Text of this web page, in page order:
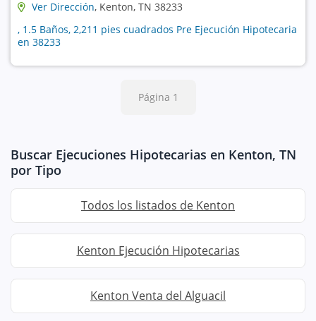
Ver Dirección, Kenton, TN 38233
, 1.5 Baños, 2,211 pies cuadrados Pre Ejecución Hipotecaria
en 38233
Página 1
Buscar Ejecuciones Hipotecarias en Kenton, TN
por Tipo
Todos los listados de Kenton
Kenton Ejecución Hipotecarias
Kenton Venta del Alguacil